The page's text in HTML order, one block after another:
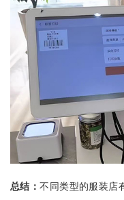
总结：不同类型的服装店